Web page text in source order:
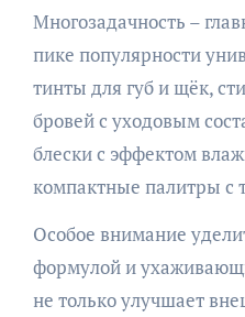
Многозадачность –
пике популярности
тинты для губ и щёк,
бровей с уходовым
блески с эффектом
компактные палитры с
Особое внимание
формулой и
не только улучшает